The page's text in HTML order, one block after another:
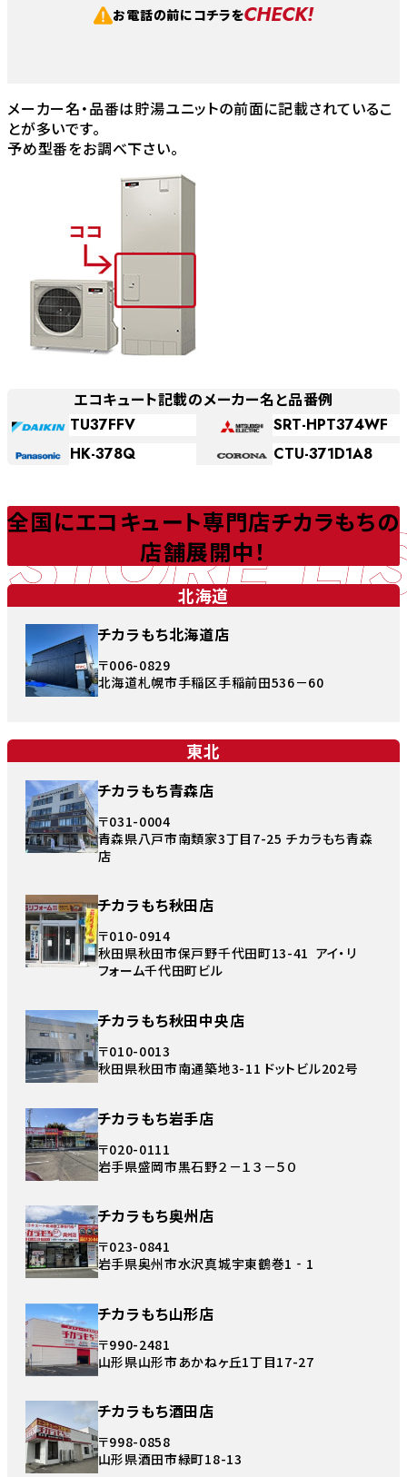
お電話の前にコチラをCHECK!
メーカー名・品番は貯湯ユニットの前面に記載されているこ
とが多いです。
予め型番をお調べ下さい。
エコキュート記載のメーカー名と品番例
TU37FFV
SRT-HPT374WF
HK-378Q
CTU-371D1A8
STORE
全国にエコキュート専門店チカラもちの
店舗展開中！
北海道
チカラもち北海道店
〒006-0829
北海道札幌市手稲区手稲前田536－60
東北
チカラもち青森店
〒031-0004
青森県八戸市南類家3丁目7-25 チカラもち青森
店
チカラもち秋田店
〒010-0914
秋田県秋田市保戸野千代田町13-41 アイ・リ
フォーム千代田町ビル
チカラもち秋田中央店
〒010-0013
秋田県秋田市南通築地3-11 ドットビル202号
チカラもち岩手店
〒020-0111
岩手県盛岡市黒石野２－１３－５０
チカラもち奥州店
〒023-0841
岩手県奥州市水沢真城宇東鶴巻1‐1
チカラもち山形店
〒990-2481
山形県山形市あかねヶ丘1丁目17-27
チカラもち酒田店
〒998-0858
山形県酒田市緑町18-13